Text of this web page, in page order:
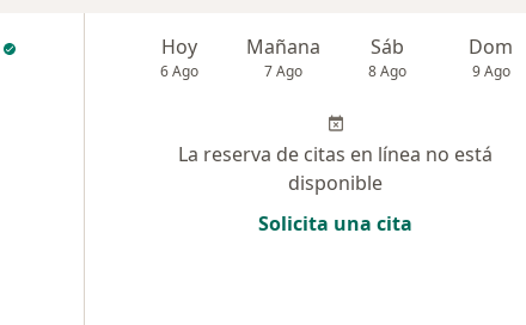
Hoy
6 Ago
Mañana
7 Ago
Sáb
8 Ago
Dom
9 Ago
La reserva de citas en línea no está
disponible
Solicita una cita